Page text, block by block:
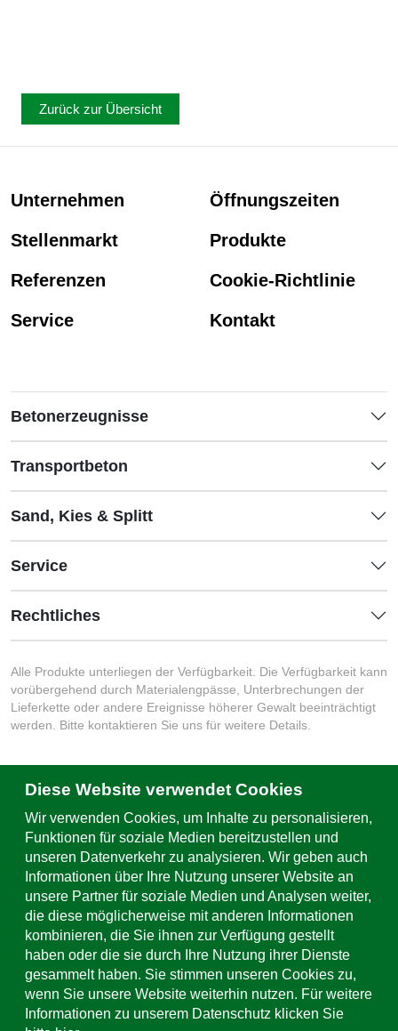
Diese Website verwendet Cookies
Wir verwenden Cookies, um Inhalte zu personalisieren,
Funktionen für soziale Medien bereitzustellen und
unseren Datenverkehr zu analysieren. Wir geben auch
Informationen über Ihre Nutzung unserer Website an
unsere Partner für soziale Medien und Analysen weiter,
die diese möglicherweise mit anderen Informationen
kombinieren, die Sie ihnen zur Verfügung gestellt
haben oder die sie durch Ihre Nutzung ihrer Dienste
gesammelt haben. Sie stimmen unseren Cookies zu,
wenn Sie unsere Website weiterhin nutzen. Für weitere
Informationen zu unserem Datenschutz klicken Sie
Zurück zur Übersicht
Unternehmen Öffnungszeiten
Stellenmarkt Produkte
Referenzen Cookie-Richtlinie
Service Kontakt
Betonerzeugnisse
Transportbeton
Sand, Kies & Splitt
Service
Rechtliches
Alle Produkte unterliegen der Verfügbarkeit. Die Verfügbarkeit kann
vorübergehend durch Materialengpässe, Unterbrechungen der
Lieferkette oder andere Ereignisse höherer Gewalt beeinträchtigt
werden. Bitte kontaktieren Sie uns für weitere Details.
Schreiben Sie uns
Kontaktformular & Standorte
Support & Service
+49 (0)781 508-0
E-Mail Adresse
info@uhl.de
Social Media